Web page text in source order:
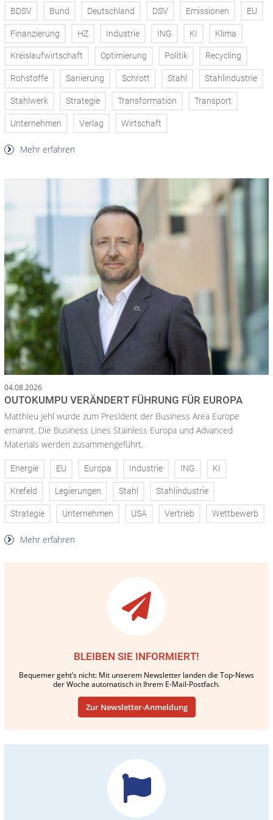
BDSV Bund Deutschland DSV Emissionen EU
Finanzierung HZ Industrie ING KI Klima
Kreislaufwirtschaft Optimierung Politik Recycling
Rohstoffe Sanierung Schrott Stahl Stahlindustrie
Stahlwerk Strategie Transformation Transport
Unternehmen Verlag Wirtschaft
Mehr erfahren
04.08.2026
OUTOKUMPU VERÄNDERT FÜHRUNG FÜR EUROPA
Matthieu Jehl wurde zum President der Business Area Europe
ernannt. Die Business Lines Stainless Europa und Advanced
Materials werden zusammengeführt.
Energie EU Europa Industrie ING KI
Krefeld Legierungen Stahl Stahlindustrie
Strategie Unternehmen USA Vertrieb Wettbewerb
Mehr erfahren
BLEIBEN SIE INFORMIERT!
Bequemer geht’s nicht: Mit unserem Newsletter landen die Top-News
der Woche automatisch in Ihrem E-Mail-Postfach.
Zur Newsletter-Anmeldung